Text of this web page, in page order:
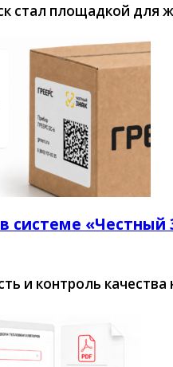
стал площадкой для
системе
и контроль